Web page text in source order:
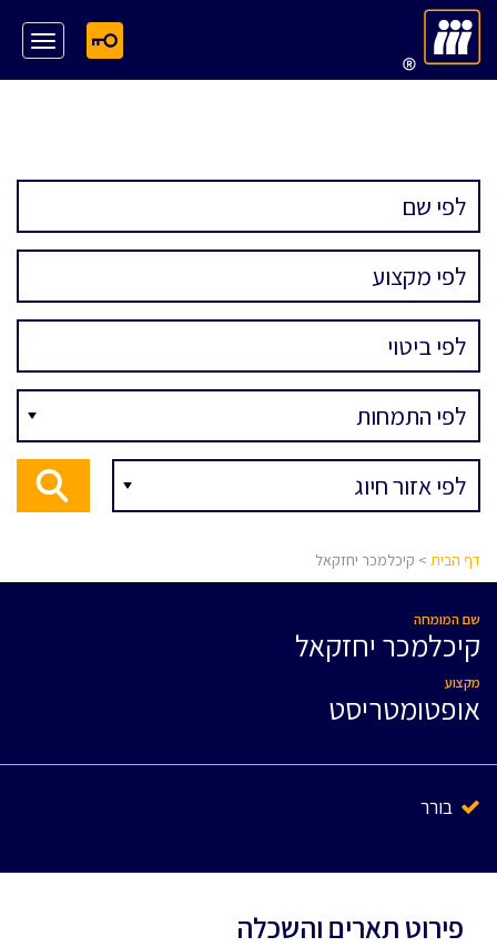
דף הבית > קיכלמכר יחזקאל
שם המומחה
קיכלמכר יחזקאל
מקצוע
אופטומטריסט
בורר
פירוט תארים והשכלה